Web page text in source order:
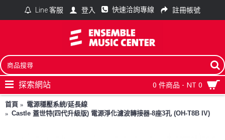
Line 客服 登入 快速洽詢專線 註冊帳號
0 件商品 - NT 0
探索網站
首頁
電源穩壓系統/延長線
Castle 蓋世特(四代升級版) 電源淨化濾波轉接器-8座3孔 (OH-T8B IV)